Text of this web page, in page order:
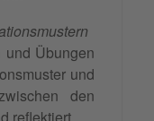
Übungen
und
den